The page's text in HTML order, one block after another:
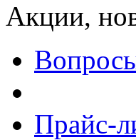
Акции,
Прайс-